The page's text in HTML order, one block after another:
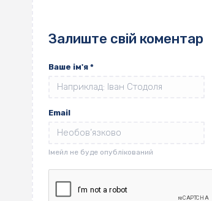
Залиште свій коментар
Ваше ім'я *
Email